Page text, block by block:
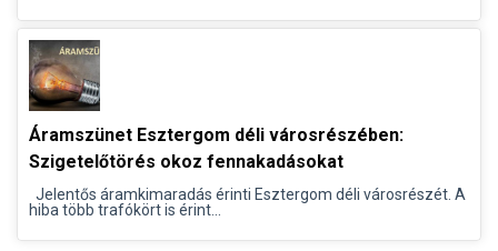
Áramszünet Esztergom déli városrészében:
Szigetelőtörés okoz fennakadásokat
Jelentős áramkimaradás érinti Esztergom déli városrészét. A
hiba több trafókört is érint...